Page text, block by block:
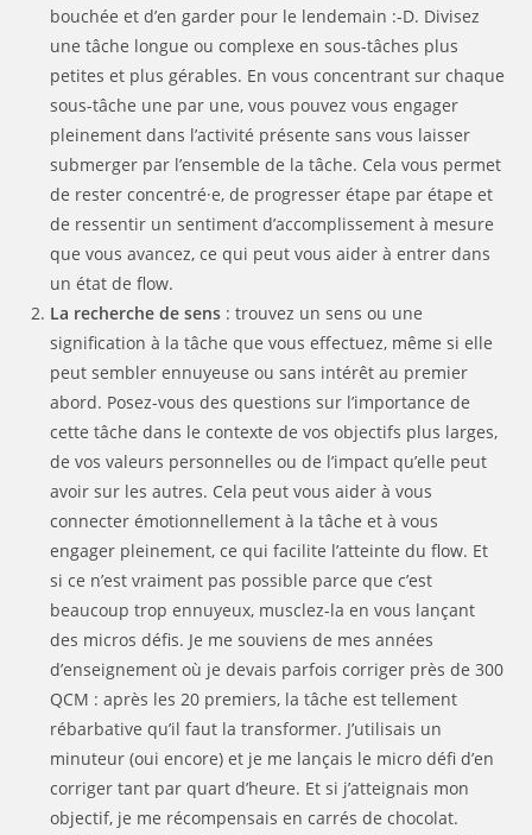
bouchée et d’en garder pour le lendemain :-D. Divisez
une tâche longue ou complexe en sous-tâches plus
petites et plus gérables. En vous concentrant sur chaque
sous-tâche une par une, vous pouvez vous engager
pleinement dans l’activité présente sans vous laisser
submerger par l’ensemble de la tâche. Cela vous permet
de rester concentré·e, de progresser étape par étape et
de ressentir un sentiment d’accomplissement à mesure
que vous avancez, ce qui peut vous aider à entrer dans
un état de flow.
La recherche de sens : trouvez un sens ou une
signification à la tâche que vous effectuez, même si elle
peut sembler ennuyeuse ou sans intérêt au premier
abord. Posez-vous des questions sur l’importance de
cette tâche dans le contexte de vos objectifs plus larges,
de vos valeurs personnelles ou de l’impact qu’elle peut
avoir sur les autres. Cela peut vous aider à vous
connecter émotionnellement à la tâche et à vous
engager pleinement, ce qui facilite l’atteinte du flow. Et
si ce n’est vraiment pas possible parce que c’est
beaucoup trop ennuyeux, musclez-la en vous lançant
des micros défis. Je me souviens de mes années
d’enseignement où je devais parfois corriger près de 300
QCM : après les 20 premiers, la tâche est tellement
rébarbative qu’il faut la transformer. J’utilisais un
minuteur (oui encore) et je me lançais le micro défi d’en
corriger tant par quart d’heure. Et si j’atteignais mon
objectif, je me récompensais en carrés de chocolat.